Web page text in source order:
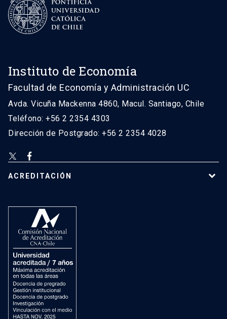
Instituto de Economía
Facultad de Economía y Administración UC
Avda. Vicuña Mackenna 4860, Macul. Santiago, Chile
Teléfono: +56 2 2354 4303
Dirección de Postgrado: +56 2 2354 4028
ACREDITACIÓN